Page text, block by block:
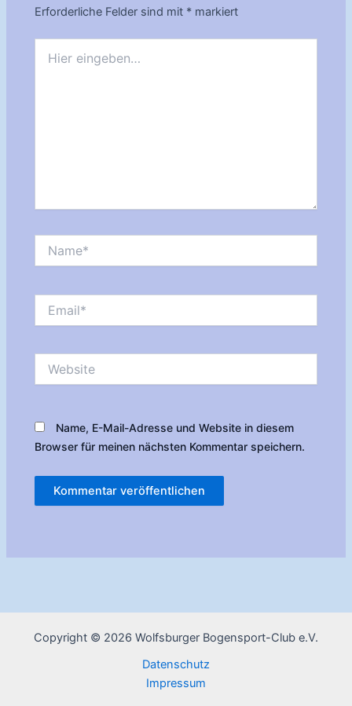
Erforderliche Felder sind mit * markiert
eingeben…
Name, E-Mail-Adresse und Website in diesem
Browser für meinen nächsten Kommentar speichern.
Copyright © 2026 Wolfsburger Bogensport-Club e.V.
Datenschutz
Impressum